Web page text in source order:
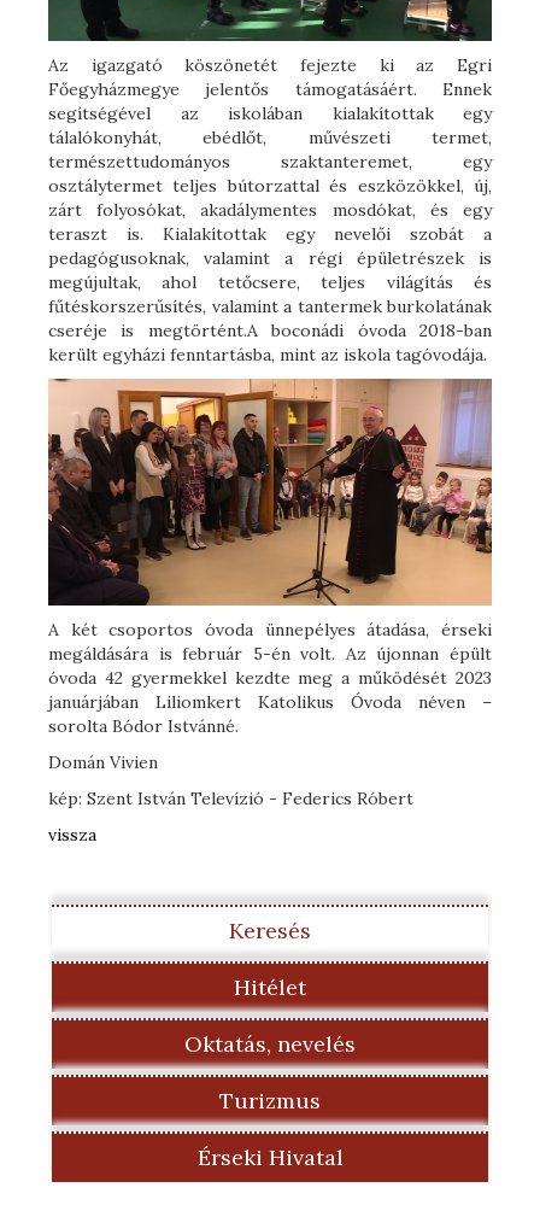
Az igazgató köszönetét fejezte ki az Egri
Főegyházmegye jelentős támogatásáért. Ennek
segítségével az iskolában kialakítottak egy
tálalókonyhát, ebédlőt, művészeti termet,
természettudományos szaktanteremet, egy
osztálytermet teljes bútorzattal és eszközökkel, új,
zárt folyosókat, akadálymentes mosdókat, és egy
teraszt is. Kialakítottak egy nevelői szobát a
pedagógusoknak, valamint a régi épületrészek is
megújultak, ahol tetőcsere, teljes világítás és
fűtéskorszerűsítés, valamint a tantermek burkolatának
cseréje is megtörtént.A boconádi óvoda 2018-ban
került egyházi fenntartásba, mint az iskola tagóvodája.
A két csoportos óvoda ünnepélyes átadása, érseki
megáldására is február 5-én volt. Az újonnan épült
óvoda 42 gyermekkel kezdte meg a működését 2023
januárjában Liliomkert Katolikus Óvoda néven –
sorolta Bódor Istvánné.
Domán Vivien
kép: Szent István Televízió - Federics Róbert
vissza
Keresés
Hitélet
Oktatás, nevelés
Turizmus
Érseki Hivatal